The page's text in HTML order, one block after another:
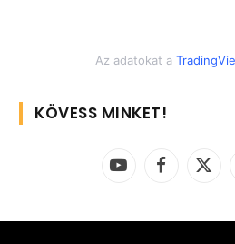
Az adatokat a
KÖVESS MINKET!
YouTubeFacebook
X